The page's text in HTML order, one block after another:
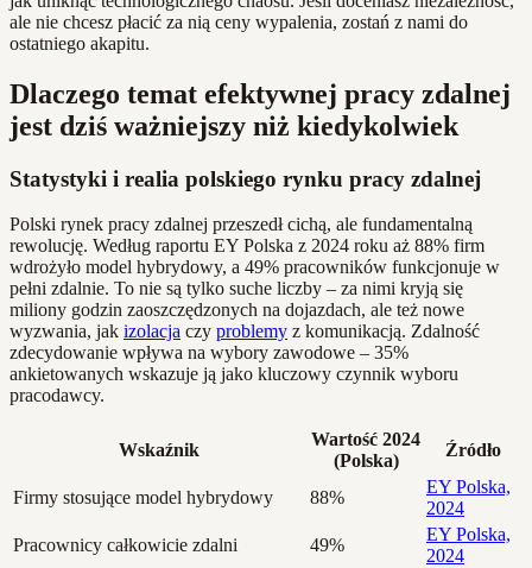
ale nie chcesz płacić za nią ceny wypalenia, zostań z nami do
ostatniego akapitu.
Dlaczego temat efektywnej pracy zdalnej
jest dziś ważniejszy niż kiedykolwiek
Statystyki i realia polskiego rynku pracy zdalnej
Polski rynek pracy zdalnej przeszedł cichą, ale fundamentalną
rewolucję. Według raportu EY Polska z 2024 roku aż 88% firm
wdrożyło model hybrydowy, a 49% pracowników funkcjonuje w
pełni zdalnie. To nie są tylko suche liczby – za nimi kryją się
miliony godzin zaoszczędzonych na dojazdach, ale też nowe
wyzwania, jak izolacja czy problemy z komunikacją. Zdalność
zdecydowanie wpływa na wybory zawodowe – 35%
ankietowanych wskazuje ją jako kluczowy czynnik wyboru
pracodawcy.
Wskaźnik
Wartość 2024
(Polska)
Źródło
Firmy stosujące model hybrydowy 88%
EY Polska,
2024
Pracownicy całkowicie zdalni
49%
EY Polska,
2024